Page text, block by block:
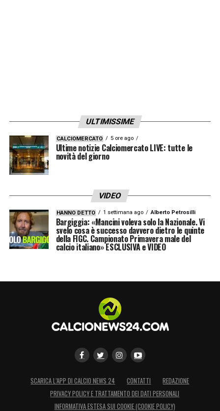
ULTIMISSIME
CALCIOMERCATO 5 ore ago
Ultime notizie Calciomercato LIVE: tutte le
novità del giorno
VIDEO
HANNO DETTO 1 settimana ago Alberto Petrosilli
Bargiggia: «Mancini voleva solo la Nazionale. Vi
svelo cosa è successo davvero dietro le quinte
della FIGC. Campionato Primavera male del
calcio italiano» ESCLUSIVA e VIDEO
SCARICA L’APP DI CALCIO NEWS 24 CONTATTI
REDAZIONE
PRIVACY POLICY E TRATTAMENTO DEI DATI PERSONALI
INFORMATIVA ESTESA SUI COOKIE (COOKIE POLICY)